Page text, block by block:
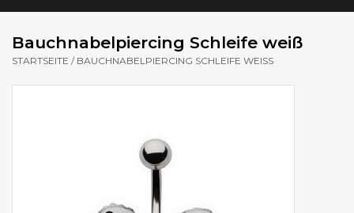
Ohrschmuck
Bauchnabelpiercing Schleife weiß
STARTSEITE / BAUCHNABELPIERCING SCHLEIFE WEISS